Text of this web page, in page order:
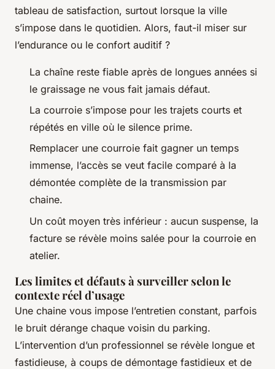
tableau de satisfaction, surtout lorsque la ville
s’impose dans le quotidien. Alors, faut-il miser sur
l’endurance ou le confort auditif ?
La chaîne reste fiable après de longues années si
le graissage ne vous fait jamais défaut.
La courroie s’impose pour les trajets courts et
répétés en ville où le silence prime.
Remplacer une courroie fait gagner un temps
immense, l’accès se veut facile comparé à la
démontée complète de la transmission par
chaine.
Un coût moyen très inférieur : aucun suspense, la
facture se révèle moins salée pour la courroie en
atelier.
Les limites et défauts à surveiller selon le
contexte réel d’usage
Une chaine vous impose l’entretien constant, parfois
le bruit dérange chaque voisin du parking.
L’intervention d’un professionnel se révèle longue et
fastidieuse, à coups de démontage fastidieux et de